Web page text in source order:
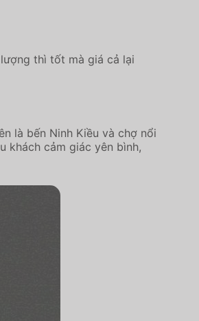
thì tốt mà giá cả lại
là bến Ninh Kiều và chợ nổi
khách cảm giác yên bình,